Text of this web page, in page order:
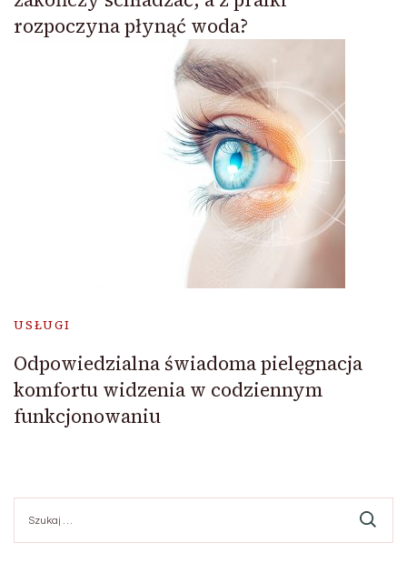
rozpoczyna płynąć woda?
USŁUGI
Odpowiedzialna świadoma pielęgnacja
komfortu widzenia w codziennym
funkcjonowaniu